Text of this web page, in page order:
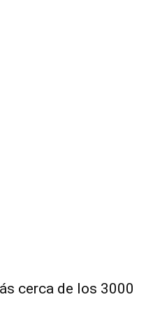
cerca de los 3000